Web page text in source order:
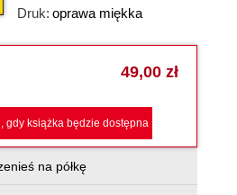
Druk: oprawa miękka
49,00 zł
gdy książka będzie dostępna
na półkę